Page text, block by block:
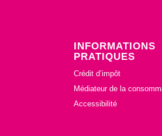
INFORMATIONS
PRATIQUES
Crédit d’impôt
Médiateur de la
Accessibilité